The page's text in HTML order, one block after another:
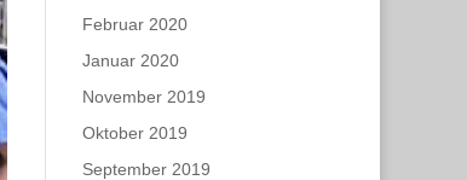
Februar 2020
Januar 2020
November 2019
Oktober 2019
September 2019